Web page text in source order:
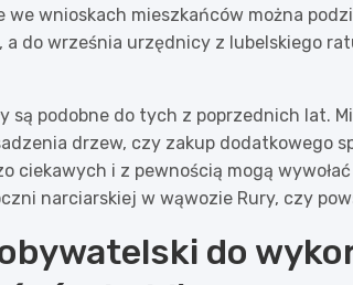
we wnioskach mieszkańców można
a do września urzędnicy z lubelskiego
są podobne do tych z poprzednich lat.
drzew, czy zakup dodatkowego
ciekawych i z pewnością mogą
narciarskiej w wąwozie Rury, czy
do